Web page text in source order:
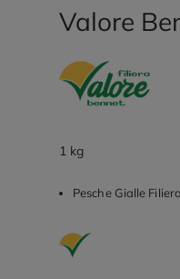
Valore
1 kg
Pesche Gialle